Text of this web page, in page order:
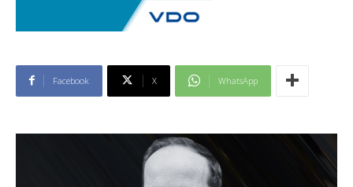
Facebook X WhatsApp